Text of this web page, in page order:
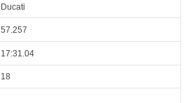
Ducati
57.257
17:31.04
18